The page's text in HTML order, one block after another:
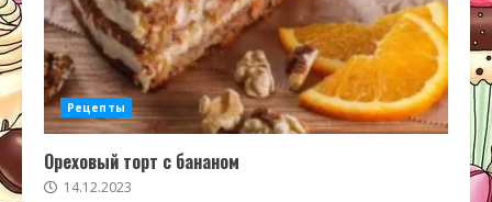
Рецепты
Ореховый торт с бананом
14.12.2023